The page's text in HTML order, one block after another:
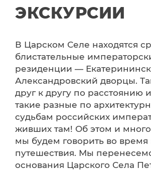
ЭКСКУРСИИ
В Царском Селе находятся
блистательные
резиденции —
Александровский дворцы.
друг к другу по расстоянию
такие разные по
судьбам российских
живших там! Об этом и
мы будем говорить во время
путешествия. Мы
основания Царского Села